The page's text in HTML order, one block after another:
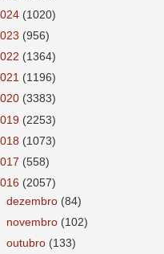
(1020)
(956)
(1364)
(1196)
(3383)
(2253)
(1073)
(558)
(2057)
dezembro (84)
novembro (102)
outubro (133)